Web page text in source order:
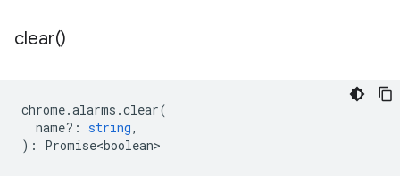
clear()
chrome.alarms .clear(
name? : string,
) : Promise<boolean>